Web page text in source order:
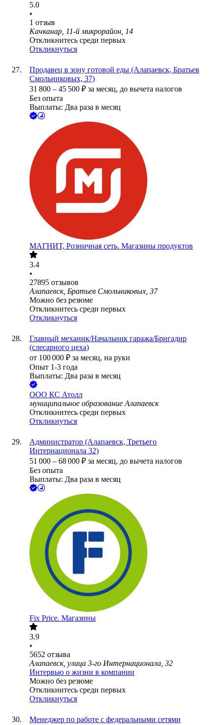
5.0
•
1 отзыв
Качканар, 11-й микрорайон, 14
Откликнитесь среди первых
Откликнуться
Продавец в зону готовой еды (Алапаевск, Братьев
Смольниковых, 37)
31 800 – 45 500 ₽ за месяц, до вычета налогов
Без опыта
Выплаты: Два раза в месяц
МАГНИТ, Розничная сеть. Магазины продуктов
3.4
•
27895 отзывов
Алапаевск, Братьев Смольниковых, 37
Можно без резюме
Откликнитесь среди первых
Откликнуться
Главный механик/Начальник гаража/Бригадир
(слесарного цеха)
от 100 000 ₽ за месяц, на руки
Опыт 1-3 года
Выплаты: Два раза в месяц
ООО КС Атолл
муниципальное образование Алапаевск
Откликнитесь среди первых
Откликнуться
Администратор (Алапаевск, Третьего
Интернационала 32)
51 000 – 68 000 ₽ за месяц, до вычета налогов
Без опыта
Выплаты: Два раза в месяц
Fix Price. Магазины
3.9
•
5652 отзыва
Алапаевск, улица 3-го Интернационала, 32
Интервью о жизни в компании
Можно без резюме
Откликнитесь среди первых
Откликнуться
Менеджер по работе с федеральными сетями